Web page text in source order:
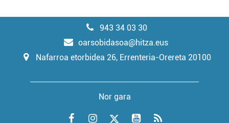
943 34 03 30
oarsobidasoa@hitza.eus
Nafarroa etorbidea 26, Errenteria-Orereta 20100
Nor gara